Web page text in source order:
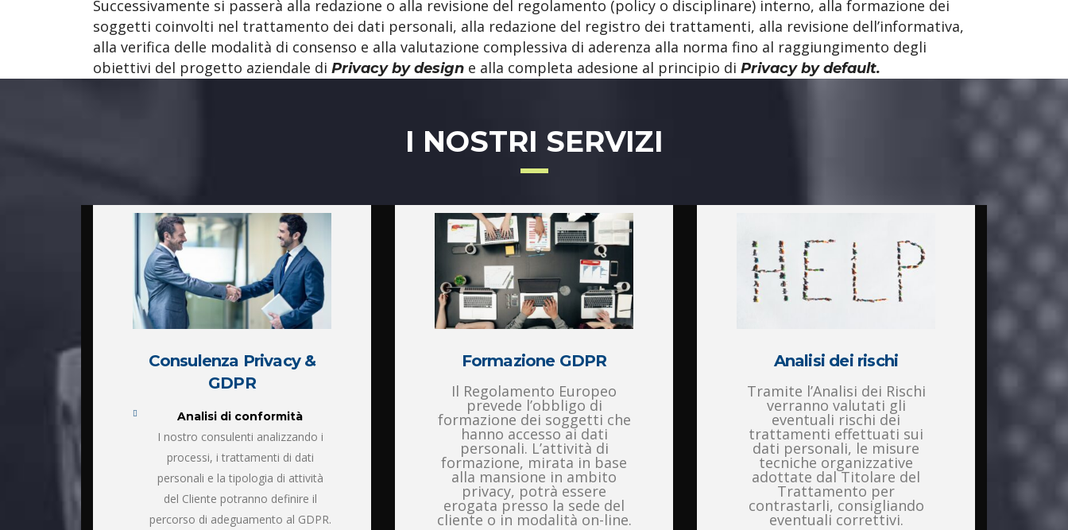
Successivamente si passerà alla redazione o alla revisione del regolamento (policy o disciplinare) interno, alla formazione dei
soggetti coinvolti nel trattamento dei dati personali, alla redazione del registro dei trattamenti, alla revisione dell’informativa,
alla verifica delle modalità di consenso e alla valutazione complessiva di aderenza alla norma fino al raggiungimento degli
obiettivi del progetto aziendale di Privacy by design e alla completa adesione al principio di Privacy by default.
I NOSTRI SERVIZI
Consulenza Privacy &
GDPR
Analisi di conformità
I nostro consulenti analizzando i
processi, i trattamenti di dati
personali e la tipologia di attività
del Cliente potranno definire il
percorso di adeguamento al GDPR.
Formazione GDPR
Il Regolamento Europeo
prevede l’obbligo di
formazione dei soggetti che
hanno accesso ai dati
personali. L’attività di
formazione, mirata in base
alla mansione in ambito
privacy, potrà essere
erogata presso la sede del
cliente o in modalità on-line.
Analisi dei rischi
Tramite l’Analisi dei Rischi
verranno valutati gli
eventuali rischi dei
trattamenti effettuati sui
dati personali, le misure
tecniche organizzative
adottate dal Titolare del
Trattamento per
contrastarli, consigliando
eventuali correttivi.